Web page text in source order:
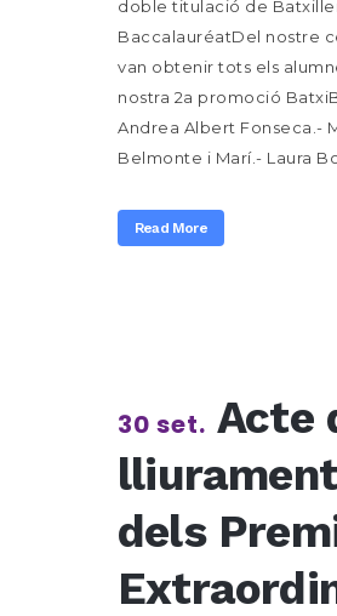
doble titulació de
BaccalauréatDel nostre
van obtenir tots els
nostra 2a promoció
Andrea Albert Fonseca.-
Belmonte i Marí.- Laura
Read More
30 set. Acte
lliurament
dels